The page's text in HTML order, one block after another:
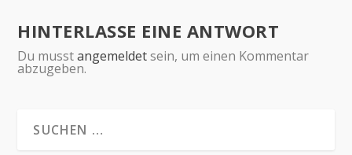
HINTERLASSE EINE ANTWORT
Du musstangemeldetsein, um einen Kommentar
abzugeben.